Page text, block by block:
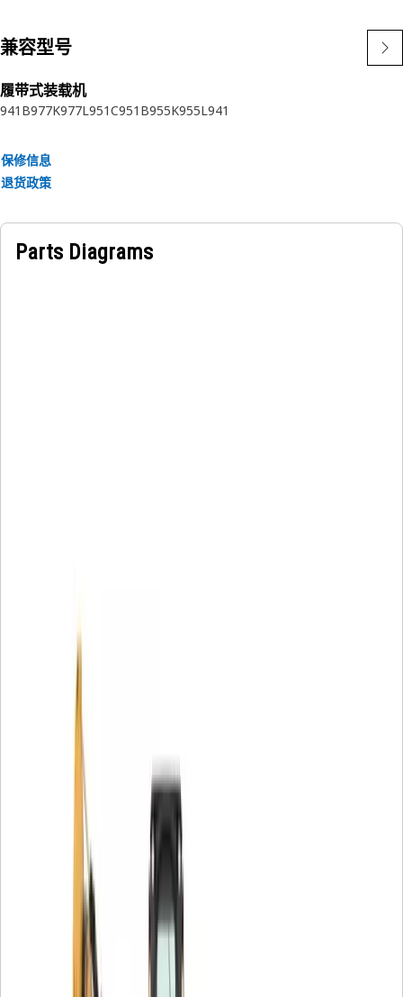
兼容型号
履带式装载机
941B977K977L951C951B955K955L941
保修信息
退货政策
Parts Diagrams